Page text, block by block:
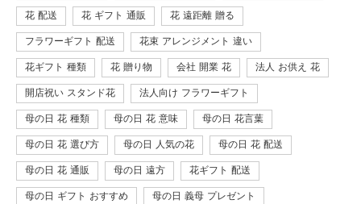
花 配送 花 ギフト 通販 花 遠距離 贈る
フラワーギフト 配送 花束 アレンジメント 違い
花ギフト 種類 花 贈り物 会社 開業 花 法人 お供え 花
開店祝い スタンド花 法人向け フラワーギフト
母の日 花 種類 母の日 花 意味 母の日 花言葉
母の日 花 選び方 母の日 人気の花 母の日 花 配送
母の日 花 通販 母の日 遠方 花ギフト 配送
母の日 ギフト おすすめ 母の日 義母 プレゼント